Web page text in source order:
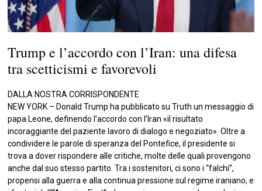
Trump e l’accordo con l’Iran: una difesa
tra scetticismi e favorevoli
DALLA NOSTRA CORRISPONDENTE
NEW YORK – Donald Trump ha pubblicato su Truth un messaggio di
papa Leone, definendo l’accordo con l’Iran «il risultato
incoraggiante del paziente lavoro di dialogo e negoziato». Oltre a
condividere le parole di speranza del Pontefice, il presidente si
trova a dover rispondere alle critiche, molte delle quali provengono
anche dal suo stesso partito. Tra i sostenitori, ci sono i “falchi”,
propensi alla guerra e alla continua pressione sul regime iraniano, e